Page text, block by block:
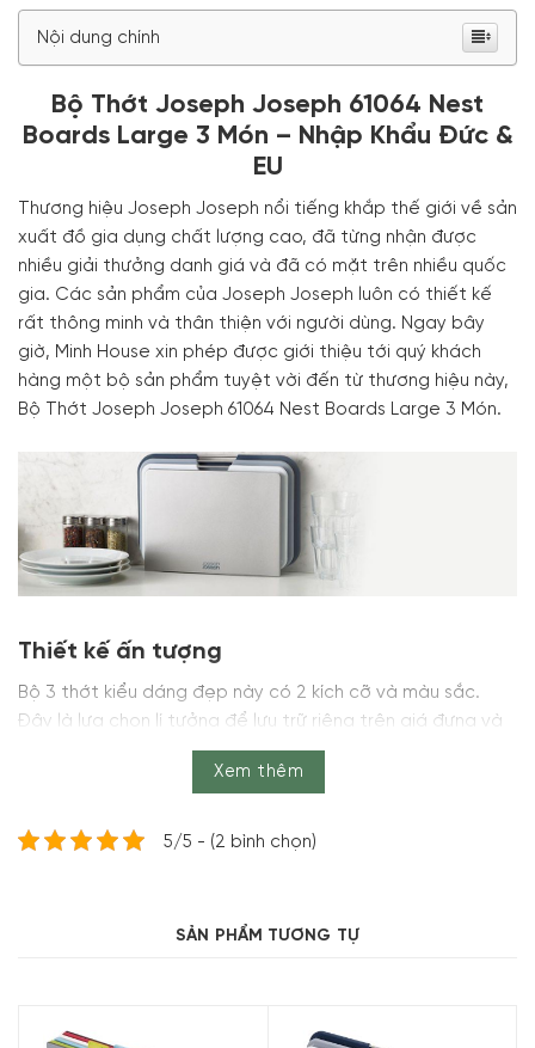
Nội dung chính
Bộ Thớt Joseph Joseph 61064 Nest
Boards Large 3 Món – Nhập Khẩu Đức &
EU
Thương hiệu Joseph Joseph nổi tiếng khắp thế giới về sản
xuất đồ gia dụng chất lượng cao, đã từng nhận được
nhiều giải thưởng danh giá và đã có mặt trên nhiều quốc
gia. Các sản phẩm của Joseph Joseph luôn có thiết kế
rất thông minh và thân thiện với người dùng. Ngay bây
giờ, Minh House xin phép được giới thiệu tới quý khách
hàng một bộ sản phẩm tuyệt vời đến từ thương hiệu này,
Bộ Thớt Joseph Joseph 61064 Nest Boards Large 3 Món.
Thiết kế ấn tượng
Bộ 3 thớt kiểu dáng đẹp này có 2 kích cỡ và màu sắc.
Đây là lựa chọn lí tưởng để lưu trữ riêng trên giá đựng và
để làm khô một cách nhanh chóng.
Bề mặt thân thiện
Xem thêm
5/5 - (2 bình chọn)
SẢN PHẨM TƯƠNG TỰ